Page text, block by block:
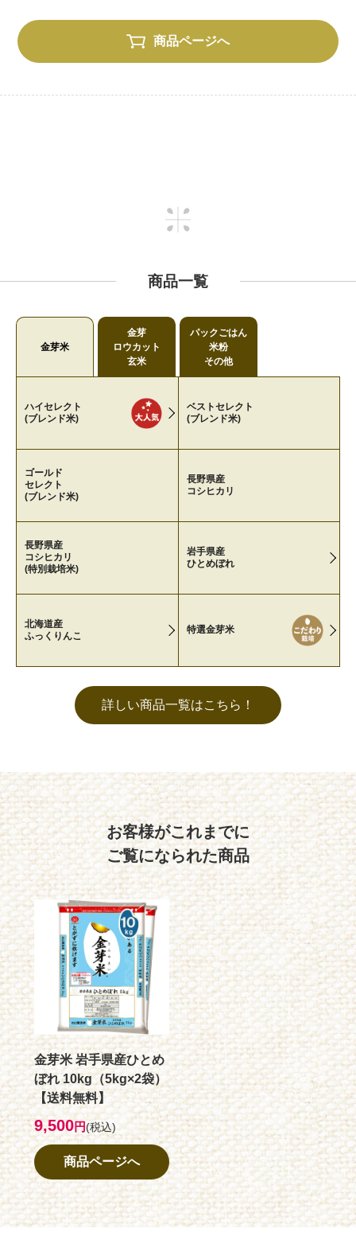
商品ページへ
商品一覧
金芽米
ハイセレクト
(ブレンド米)
ベストセレクト
(ブレンド米)
ゴールド
セレクト
(ブレンド米)
長野県産
コシヒカリ
長野県産
コシヒカリ
(特別栽培米)
岩手県産
ひとめぼれ
北海道産
ふっくりんこ
特選金芽米
金芽
ロウカット
玄米
パックごはん
米粉
その他
詳しい商品一覧はこちら！
お客様がこれまでに
ご覧になられた商品
金芽米 岩手県産ひとめ
ぼれ 10kg（5kg×2袋）
【送料無料】
9,500円(税込)
商品ページへ